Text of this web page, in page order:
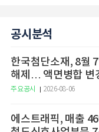
공시분석
한국첨단소재, 8월
해제… 액면병합 변
주요공시 2026-08-06
에스트래픽, 매출